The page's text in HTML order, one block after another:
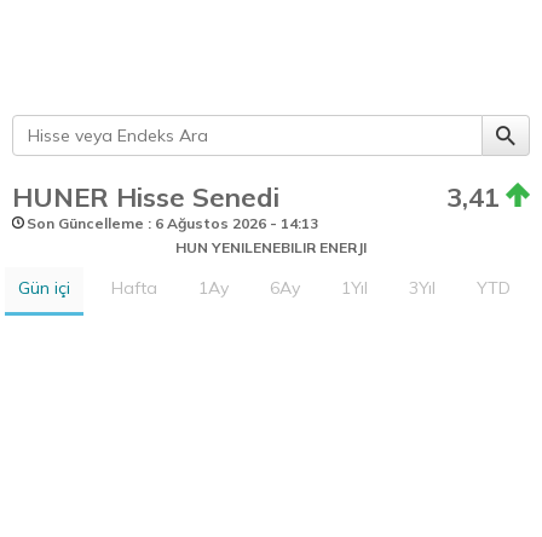
HUNER Hisse Senedi 3,41
Son Güncelleme : 6 Ağustos 2026 - 14:13
HUN YENILENEBILIR ENERJI
Gün içi Hafta 1Ay 6Ay 1Yıl 3Yıl YTD